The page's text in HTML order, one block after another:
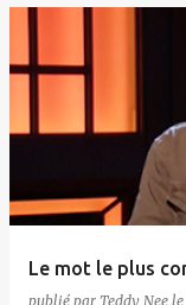
Le mot le plus
publié par Teddy Nee le